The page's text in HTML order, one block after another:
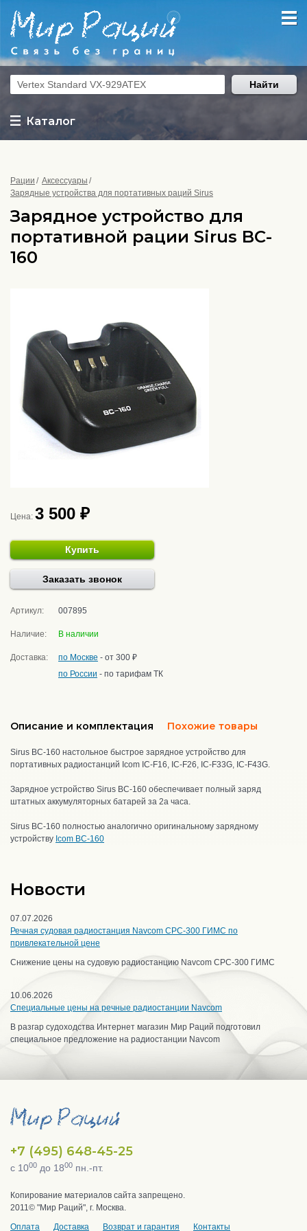
Каталог
Найти
Рации
Аксессуары
Зарядные устройства для портативных раций Sirus
Зарядное устройство для
портативной рации Sirus BC-
160
Цена: 3 500 ₽
Купить
Заказать звонок
Артикул: 007895
Наличие: В наличии
Доставка: по Москве - от 300 ₽
по России - по тарифам ТК
Описание и комплектация Похожие товары
Sirus BC-160 настольное быстрое зарядное устройство для
портативных радиостанций Icom IC-F16, IC-F26, IC-F33G, IC-F43G.
Зарядное устройство Sirus BC-160 обеспечивает полный заряд
штатных аккумуляторных батарей за 2а часа.
Sirus BC-160 полностью аналогично оригинальному зарядному
устройству Icom BC-160
Новости
07.07.2026
Речная судовая радиостанция Navcom CPC-300 ГИМС по
привлекательной цене
Снижение цены на судовую радиостанцию Navcom CPC-300 ГИМС
10.06.2026
Специальные цены на речные радиостанции Navcom
В разгар судоходства Интернет магазин Мир Раций подготовил
специальное предложение на радиостанции Navcom
+7 (495) 648-45-25
с 1000 до 1800 пн.-пт.
Копирование материалов сайта запрещено.
2011© "Мир Раций", г. Москва.
Оплата
Доставка Возврат и гарантия Контакты